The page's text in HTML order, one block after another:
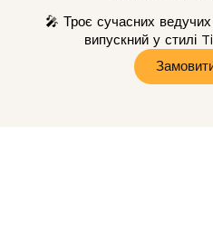
🎤 Троє сучасних
випускний у стилі